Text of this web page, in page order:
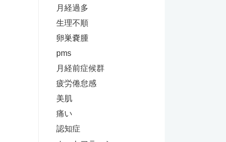
月経過多
生理不順
卵巣嚢腫
pms
月経前症候群
疲労倦怠感
美肌
痛い
認知症